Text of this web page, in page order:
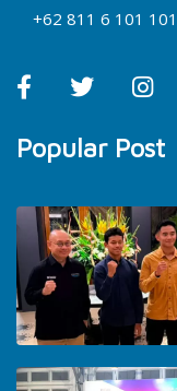
+62 811 6 101 101
Popular Post